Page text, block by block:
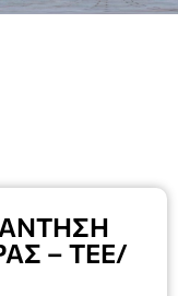
– ΤΕΕ/